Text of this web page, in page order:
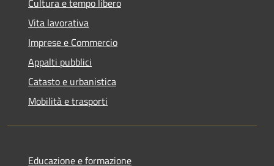
Cultura e tempo libero
Vita lavorativa
Imprese e Commercio
Appalti pubblici
Catasto e urbanistica
Mobilità e trasporti
Educazione e formazione